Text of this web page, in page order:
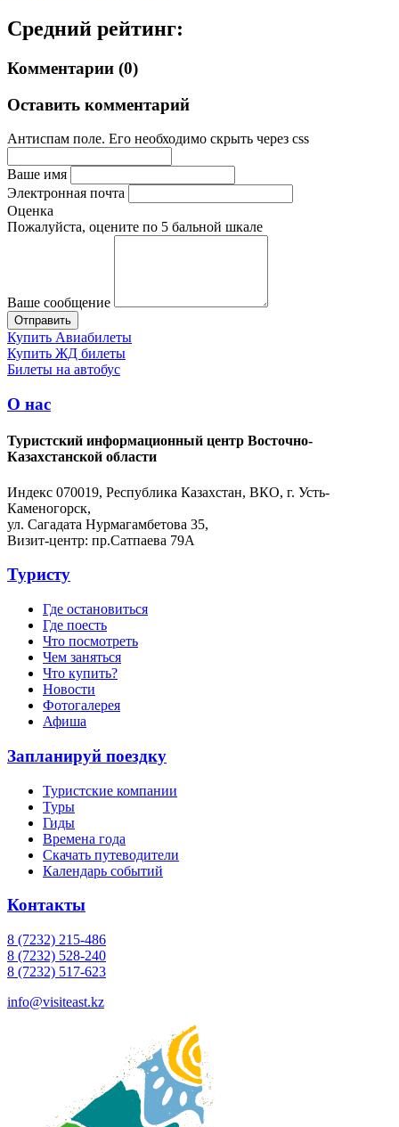
Средний рейтинг:
Комментарии (0)
Оставить комментарий
Антиспам поле. Его необходимо скрыть через css
Ваше имя
Электронная почта
Оценка
Пожалуйста, оцените по 5 бальной шкале
Ваше сообщение
Купить Авиабилеты
Купить ЖД билеты
Билеты на автобус
О нас
Туристский информационный центр Восточно-
Казахстанской области
Индекс 070019, Республика Казахстан, ВКО, г. Усть-
Каменогорск,
ул. Сагадата Нурмагамбетова 35,
Визит-центр: пр.Сатпаева 79А
Туристу
Где остановиться
Где поесть
Что посмотреть
Чем заняться
Что купить?
Новости
Фотогалерея
Афиша
Запланируй поездку
Туристские компании
Туры
Гиды
Времена года
Скачать путеводители
Календарь событий
Контакты
8 (7232) 215-486
8 (7232) 528-240
8 (7232) 517-623
info@visiteast.kz